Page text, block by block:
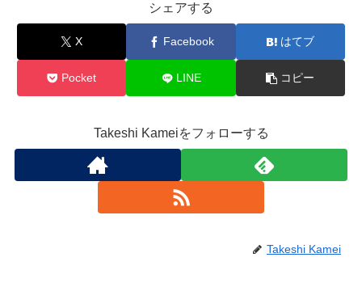
シェアする
X Facebook はてブ
Pocket LINE コピー
Takeshi Kameiをフォローする
Takeshi Kamei